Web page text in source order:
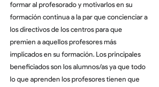
formar al profesorado y motivarlos en su
formación continua a la par que concienciar a
los directivos de los centros para que
premien a aquellos profesores más
implicados en su formación. Los principales
beneficiados son los alumnos/as ya que todo
lo que aprenden los profesores tienen que